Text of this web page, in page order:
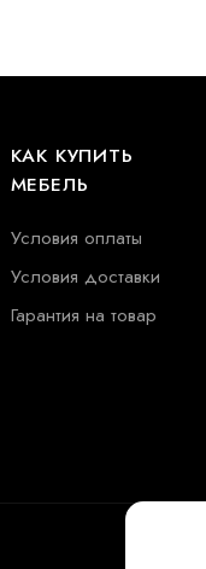
КАК КУПИТЬ
МЕБЕЛЬ
Условия оплаты
Условия доставки
Гарантия на товар